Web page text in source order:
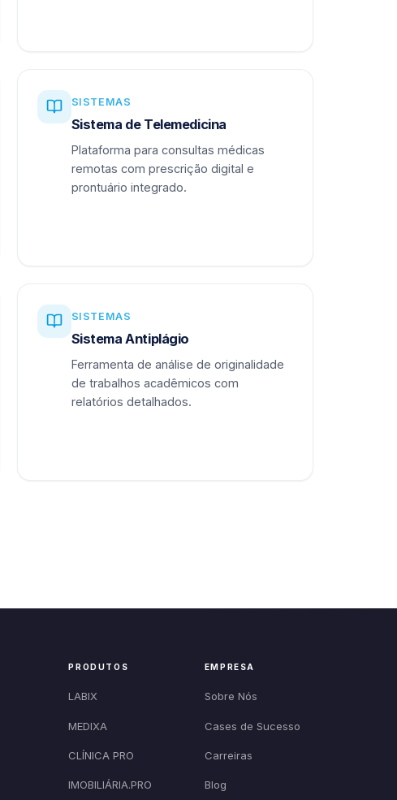
SISTEMAS
Sistema de Telemedicina
Plataforma para consultas médicas
remotas com prescrição digital e
prontuário integrado.
SISTEMAS
Sistema Antiplágio
Ferramenta de análise de originalidade
de trabalhos acadêmicos com
relatórios detalhados.
PRODUTOS
LABIX
MEDIXA
CLÍNICA PRO
IMOBILIÁRIA.PRO
EMPRESA
Sobre Nós
Cases de Sucesso
Carreiras
Blog